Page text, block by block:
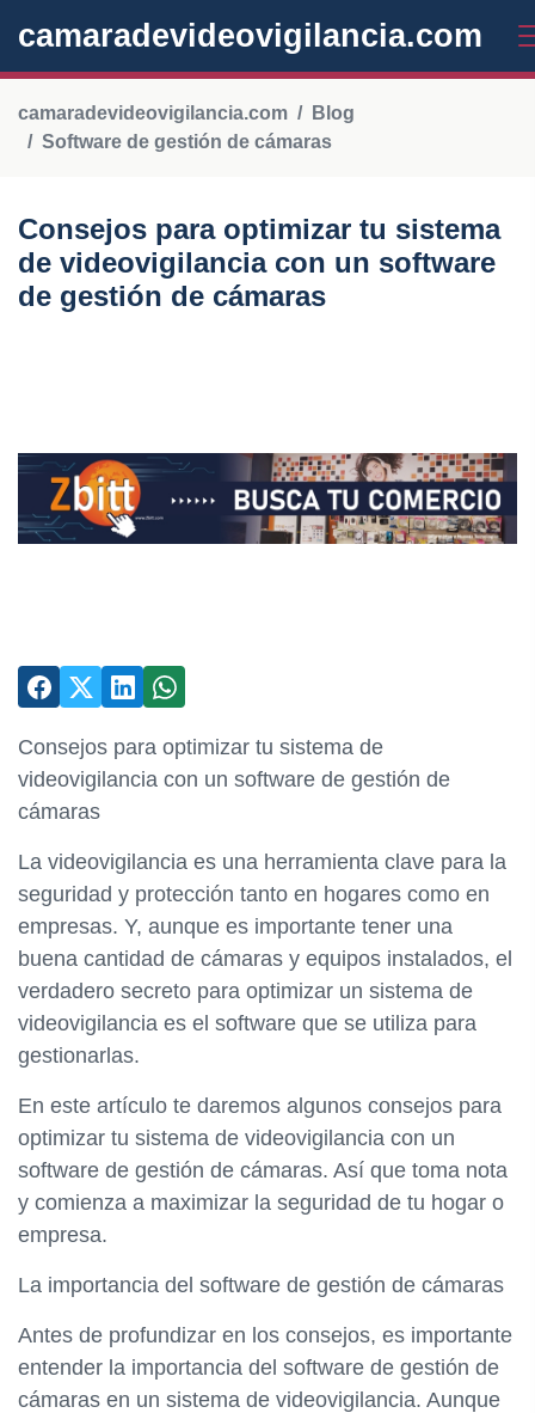
camaradevideovigilancia.com
camaradevideovigilancia.com
Blog
Software de gestión de cámaras
Consejos para optimizar tu sistema
de videovigilancia con un software
de gestión de cámaras
Consejos para optimizar tu sistema de
videovigilancia con un software de gestión de
cámaras
La videovigilancia es una herramienta clave para la
seguridad y protección tanto en hogares como en
empresas. Y, aunque es importante tener una
buena cantidad de cámaras y equipos instalados, el
verdadero secreto para optimizar un sistema de
videovigilancia es el software que se utiliza para
gestionarlas.
En este artículo te daremos algunos consejos para
optimizar tu sistema de videovigilancia con un
software de gestión de cámaras. Así que toma nota
y comienza a maximizar la seguridad de tu hogar o
empresa.
La importancia del software de gestión de cámaras
Antes de profundizar en los consejos, es importante
entender la importancia del software de gestión de
cámaras en un sistema de videovigilancia. Aunque